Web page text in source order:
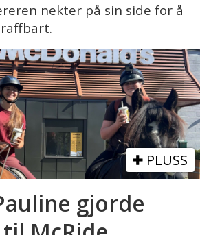
nekter på sin side for å
PLUSS
gjorde